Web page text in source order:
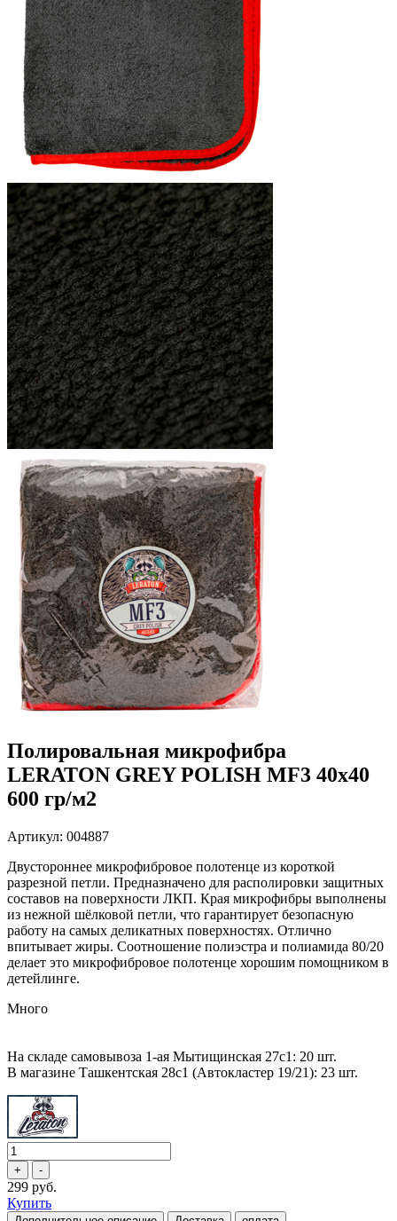
Полировальная микрофибра
LERATON GREY POLISH MF3 40x40
600 гр/м2
Артикул: 004887
Двустороннее микрофибровое полотенце из короткой
разрезной петли. Предназначено для располировки защитных
составов на поверхности ЛКП. Края микрофибры выполнены
из нежной шёлковой петли, что гарантирует безопасную
работу на самых деликатных поверхностях. Отлично
впитывает жиры. Соотношение полиэстра и полиамида 80/20
делает это микрофибровое полотенце хорошим помощником в
детейлинге.
Много
На складе самовывоза 1-ая Мытищинская 27с1: 20 шт.
В магазине Ташкентская 28с1 (Автокластер 19/21): 23 шт.
299 руб.
Купить